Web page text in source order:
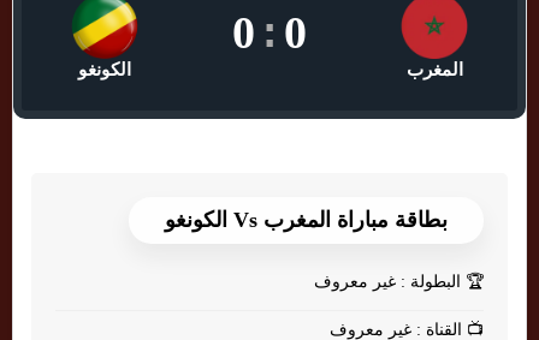
المغرب
0
:
0
الكونغو
بطاقة مباراة المغرب Vs الكونغو
🏆 البطولة : غير معروف
📺 القناة : غير معروف